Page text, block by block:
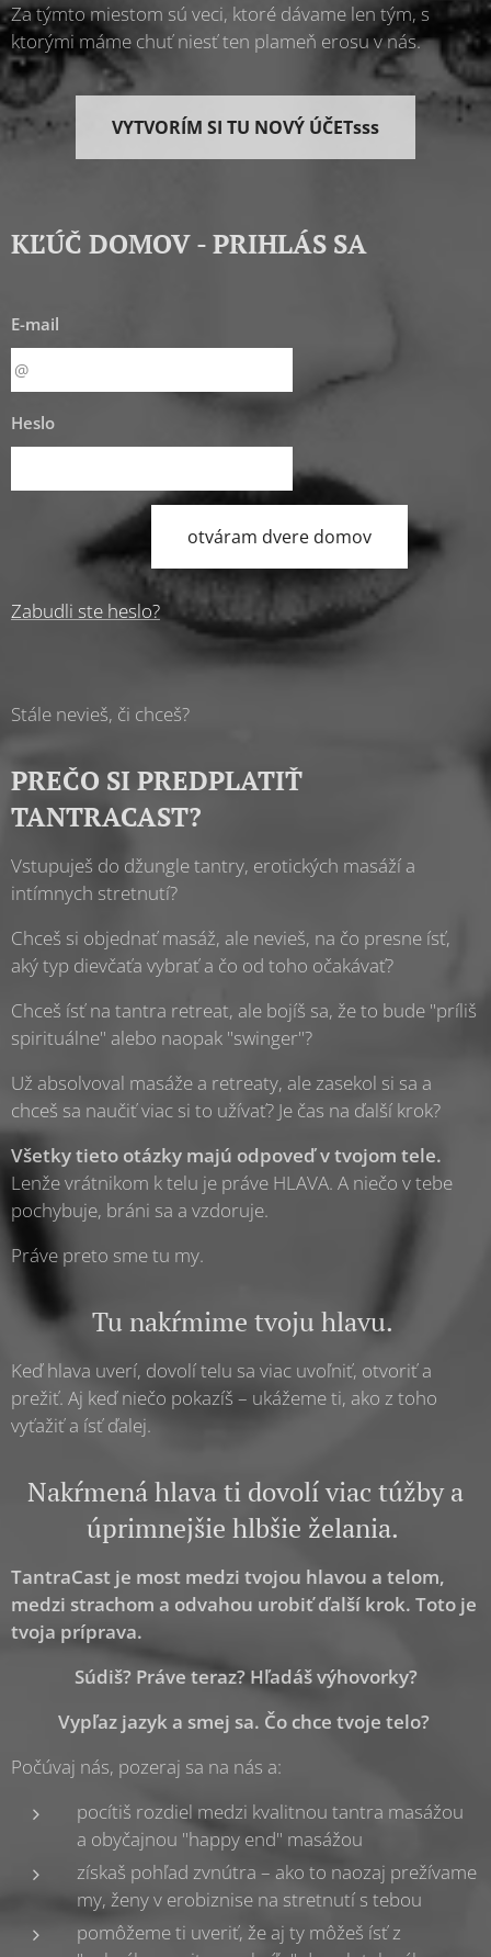
Za týmto miestom sú veci, ktoré dávame len tým, s
ktorými máme chuť niesť ten plameň erosu v nás.
VYTVORÍM SI TU NOVÝ ÚČETsss
KĽÚČ DOMOV - PRIHLÁS SA
E-mail
Heslo
otváram dvere domov
Zabudli ste heslo?
Stále nevieš, či chceš?
PREČO SI PREDPLATIŤ
TANTRACAST?
Vstupuješ do džungle tantry, erotických masáží a
intímnych stretnutí?
Chceš si objednať masáž, ale nevieš, na čo presne ísť,
aký typ dievčaťa vybrať a čo od toho očakávať?
Chceš ísť na tantra retreat, ale bojíš sa, že to bude "príliš
spirituálne" alebo naopak "swinger"?
Už absolvoval masáže a retreaty, ale zasekol si sa a
chceš sa naučiť viac si to užívať? Je čas na ďalší krok?
Všetky tieto otázky majú odpoveď v tvojom tele.
Lenže vrátnikom k telu je práve HLAVA. A niečo v tebe
pochybuje, bráni sa a vzdoruje.
Práve preto sme tu my.
Tu nakŕmime tvoju hlavu.
Keď hlava uverí, dovolí telu sa viac uvoľniť, otvoriť a
prežiť. Aj keď niečo pokazíš – ukážeme ti, ako z toho
vyťažiť a ísť ďalej.
Nakŕmená hlava ti dovolí viac túžby a
úprimnejšie hlbšie želania.
TantraCast je most medzi tvojou hlavou a telom,
medzi strachom a odvahou urobiť ďalší krok. Toto je
tvoja príprava.
Súdiš? Práve teraz? Hľadáš výhovorky?
Vypľaz jazyk a smej sa. Čo chce tvoje telo?
Počúvaj nás, pozeraj sa na nás a:
pocítiš rozdiel medzi kvalitnou tantra masážou
a obyčajnou "happy end" masážou
získaš pohľad zvnútra – ako to naozaj prežívame
my, ženy v erobiznise na stretnutí s tebou
pomôžeme ti uveriť, že aj ty môžeš ísť z